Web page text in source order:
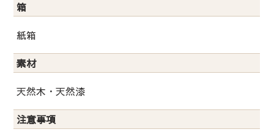
箱
紙箱
素材
天然木・天然漆
注意事項